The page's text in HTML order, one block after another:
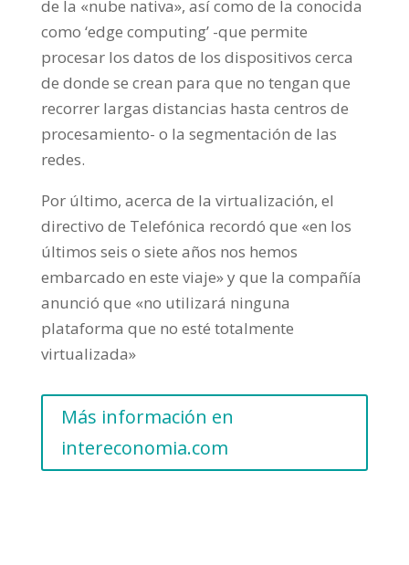
de la «nube nativa», así como de la conocida
como ‘edge computing’ -que permite
procesar los datos de los dispositivos cerca
de donde se crean para que no tengan que
recorrer largas distancias hasta centros de
procesamiento- o la segmentación de las
redes.
Por último, acerca de la virtualización, el
directivo de Telefónica recordó que «en los
últimos seis o siete años nos hemos
embarcado en este viaje» y que la compañía
anunció que «no utilizará ninguna
plataforma que no esté totalmente
virtualizada»
Más información en
intereconomia.com